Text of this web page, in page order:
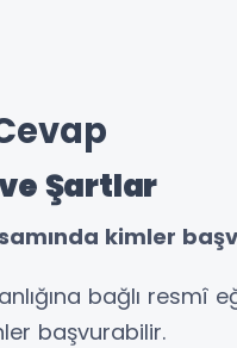
Şartlar
kimler
bağlı resmî
başvurabilir.